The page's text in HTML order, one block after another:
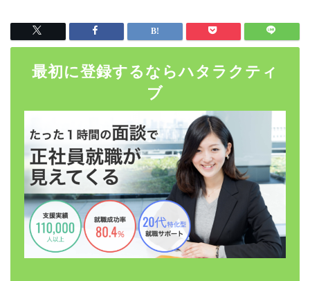
最初に登録するならハタラクティ
ブ